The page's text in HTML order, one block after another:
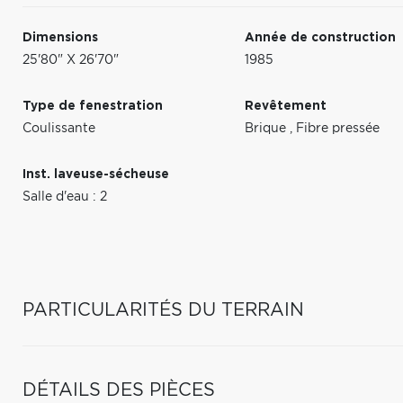
Dimensions
25'80" X 26'70"
Année de construction
1985
Type de fenestration
Coulissante
Revêtement
Brique , Fibre pressée
Inst. laveuse-sécheuse
Salle d'eau : 2
PARTICULARITÉS DU TERRAIN
DÉTAILS DES PIÈCES